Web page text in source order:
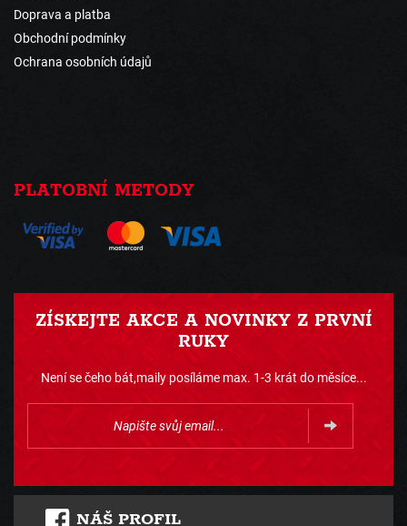
Doprava a platba
Obchodní podmínky
Ochrana osobních údajů
PLATOBNÍ METODY
ZÍSKEJTE AKCE A NOVINKY Z PRVNÍ
RUKY
Není se čeho bát,maily posíláme max. 1-3 krát do měsíce...
NÁŠ PROFIL